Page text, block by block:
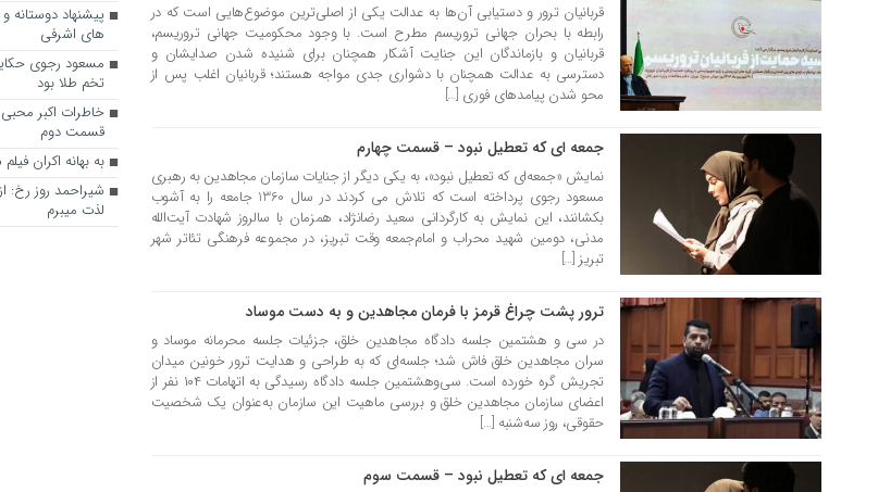
قربانیان ترور و دستیابی آن‌ها به عدالت یکی از اصلی‌ترین موضوع‌هایی است که در
رابطه با بحران جهانی تروریسم مطرح است. با وجود محکومیت جهانی تروریسم،
قربانیان و بازماندگان این جنایت آشکار همچنان برای شنیده شدن صدایشان و
دسترسی به عدالت همچنان با دشواری جدی مواجه هستند؛ قربانیان اغلب پس از
محو شدن پیامد‌های فوری […]
جمعه ای که تعطیل نبود – قسمت چهارم
نمایش «جمعه‌ای که تعطیل نبود»، به یکی دیگر از جنایات سازمان مجاهدین به رهبری
مسعود رجوی پرداخته است که تلاش می کردند در سال 1360 جامعه را به آشوب
بکشانند، این نمایش به کارگردانی سعید رضانژاد، همزمان با سالروز شهادت آیت‌الله
مدنی، دومین شهید محراب و امام‌جمعه وقت تبریز، در مجموعه فرهنگی تئاتر شهر
تبریز […]
ترور پشت چراغ قرمز با فرمان مجاهدین و به دست موساد
در سی‌ و هشتمین جلسه دادگاه مجاهدین خلق، جزئیات جلسه محرمانه موساد و
سران مجاهدین خلق فاش شد؛ جلسه‌ای که به طراحی و هدایت ترور خونین میدان
تجریش گره خورده است. سی‌وهشتمین جلسه دادگاه رسیدگی به اتهامات ۱۰۴ نفر از
اعضای سازمان مجاهدین خلق و بررسی ماهیت این سازمان به‌عنوان یک شخصیت
حقوقی، روز سه‌شنبه […]
جمعه ای که تعطیل نبود – قسمت سوم
های اشرفی
مسعود رجوی
تخم طلا بود
خاطرات اکبر
قسمت دوم
به ‌بهانه اکران
شیراحمد روز رخ:
لذت میبرم